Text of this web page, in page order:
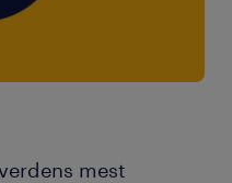
mest